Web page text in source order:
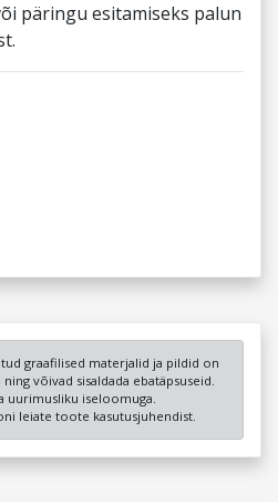
päringu esitamiseks palun
graafilised materjalid ja pildid on
võivad sisaldada ebatäpsuseid.
uurimusliku iseloomuga.
leiate toote kasutusjuhendist.